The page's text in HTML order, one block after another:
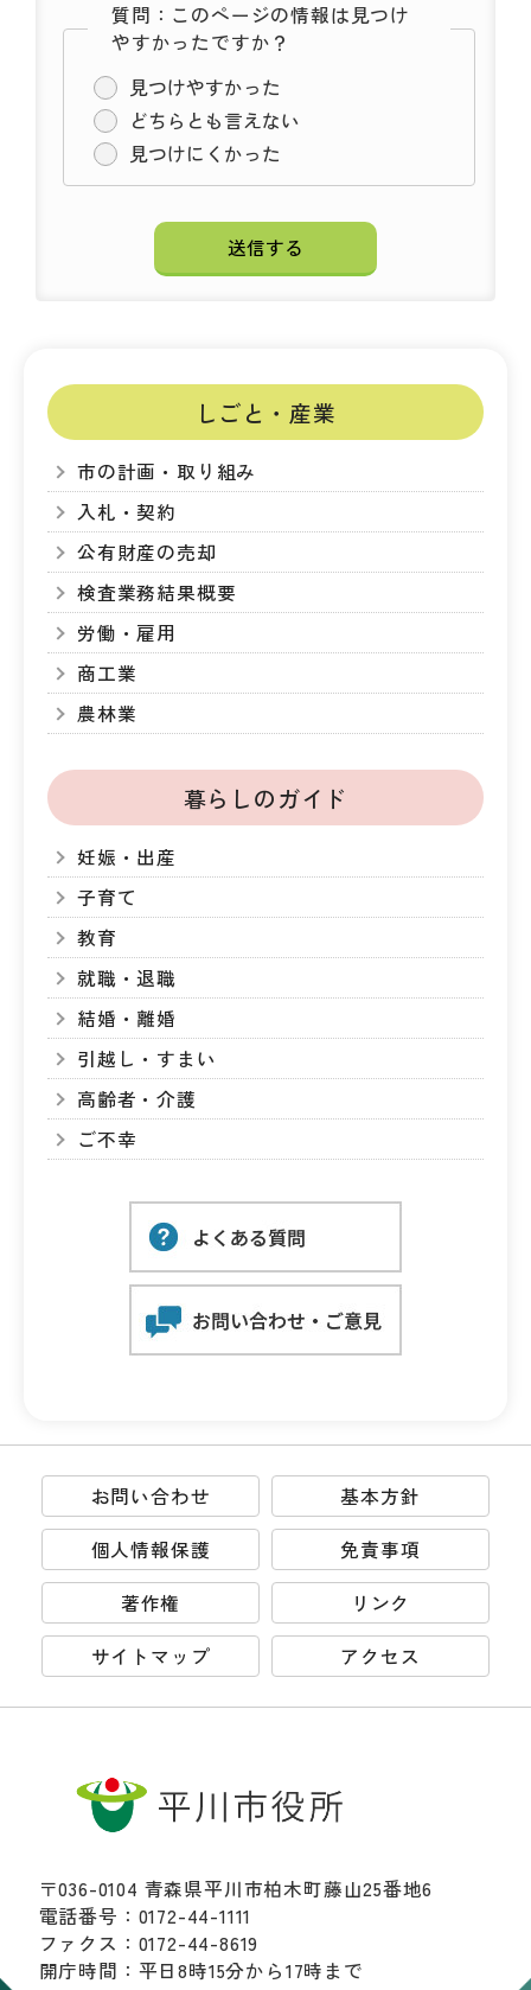
質問：このページの情報は見つけ
やすかったですか？
見つけやすかった
どちらとも言えない
見つけにくかった
しごと・産業
市の計画・取り組み
入札・契約
公有財産の売却
検査業務結果概要
労働・雇用
商工業
農林業
暮らしのガイド
妊娠・出産
子育て
教育
就職・退職
結婚・離婚
引越し・すまい
高齢者・介護
ご不幸
お問い合わせ
基本方針
個人情報保護
免責事項
著作権
リンク
サイトマップ
アクセス
〒036-0104 青森県平川市柏木町藤山25番地6
電話番号：0172-44-1111
ファクス：0172-44-8619
開庁時間：平日8時15分から17時まで